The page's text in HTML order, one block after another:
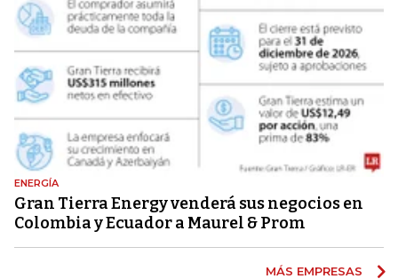
ENERGÍA
Gran Tierra Energy venderá sus negocios en
Colombia y Ecuador a Maurel & Prom
MÁS EMPRESAS